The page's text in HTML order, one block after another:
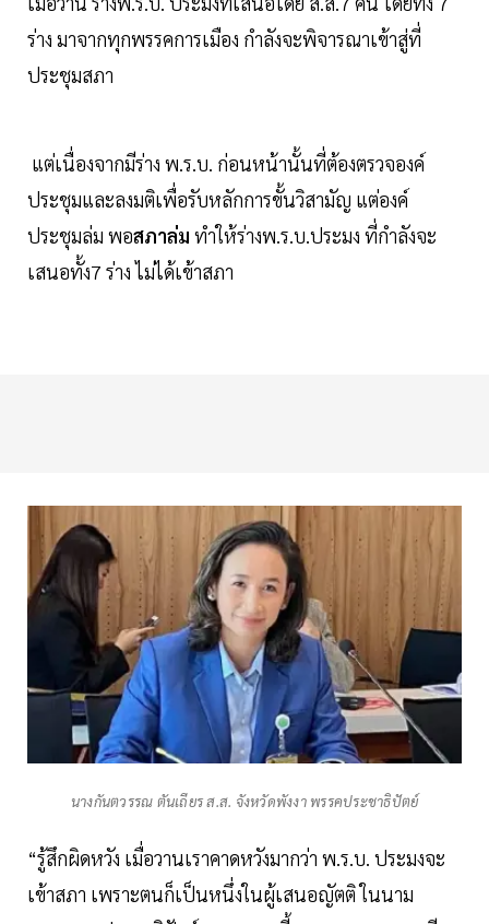
ร่าง มาจากทุกพรรคการเมือง กำลังจะพิจารณาเข้าสู่ที่
ประชุมสภา
แต่เนื่องจากมีร่าง พ.ร.บ. ก่อนหน้านั้นที่ต้องตรวจองค์
ประชุมและลงมติเพื่อรับหลักการขั้นวิสามัญ แต่องค์
ประชุมล่ม พอสภาล่ม ทำให้ร่างพ.ร.บ.ประมง ที่กำลังจะ
เสนอทั้ง7 ร่าง ไม่ได้เข้าสภา
นางกันตวรรณ ตันเถียร ส.ส. จังหวัดพังงา พรรคประชาธิปัตย์
“รู้สึกผิดหวัง เมื่อวานเราคาดหวังมากว่า พ.ร.บ. ประมงจะ
เข้าสภา เพราะตนก็เป็นหนึ่งในผู้เสนอญัตติ ในนาม